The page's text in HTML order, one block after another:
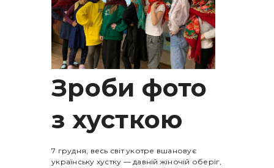
Зроби фото
з хусткою
7 грудня, весь світ укотре вшановує
українську хустку — давній жіночій оберіг,